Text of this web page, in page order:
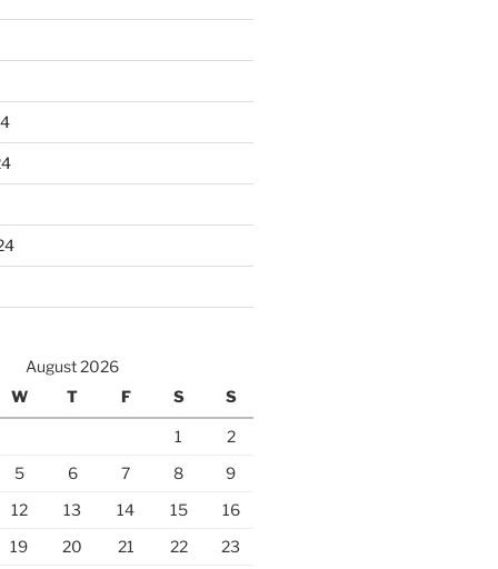
August 2026
W T F S S
1
2
5 6 7 8
9
12 13 14 15
16
19 20 21 22
23